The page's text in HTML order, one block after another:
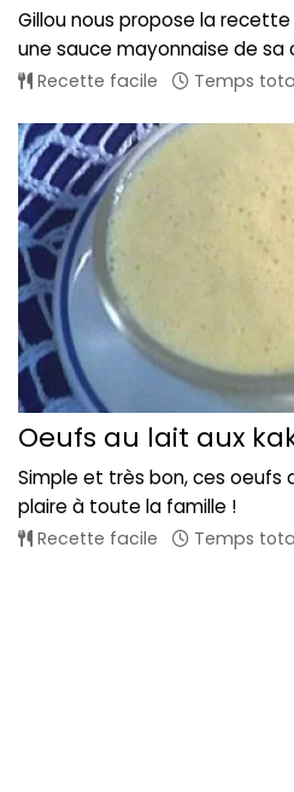
Gillou nous propose la
une sauce mayonnaise de sa
Recette facile Temps
Oeufs au lait aux
Simple et très bon, ces oeufs
plaire à toute la famille !
Recette facile Temps